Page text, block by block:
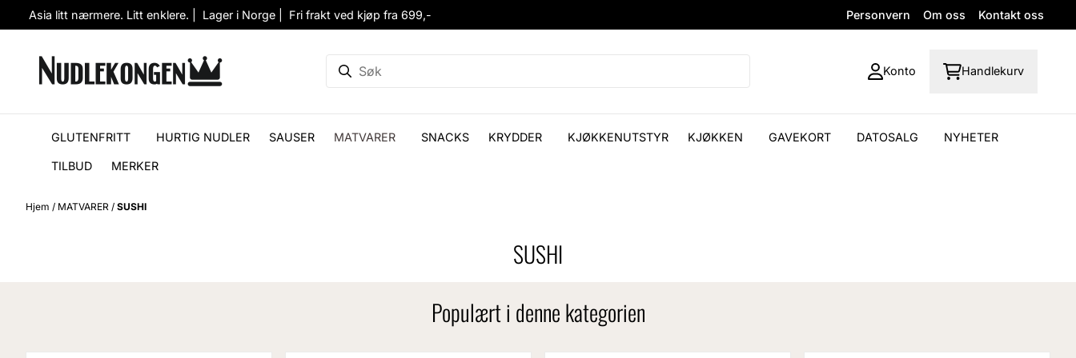
Hopp til innhold
Asia litt nærmere. Litt enklere. | Lager i Norge | Fri frakt ved kjøp fra 699,- Personvern Om oss Kontakt oss
Konto Handlekurv
GLUTENFRITT HURTIG NUDLER SAUSER MATVARER SNACKS KRYDDER KJØKKENUTSTYR KJØKKEN GAVEKORT DATOSALG NYHETER
TILBUD MERKER
Hjem / MATVARER / SUSHI
SUSHI
Populært i denne kategorien